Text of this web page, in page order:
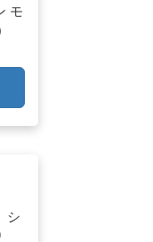
モ
シ